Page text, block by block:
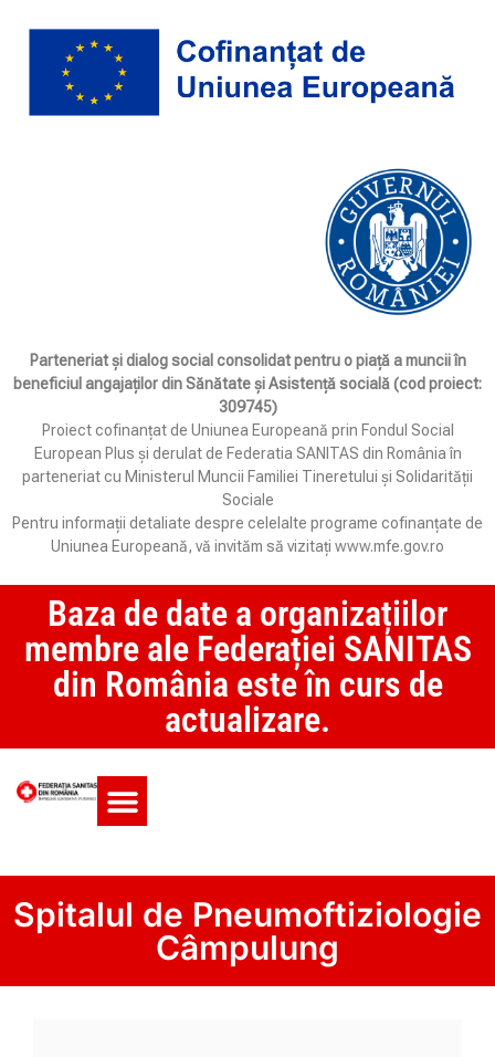
Parteneriat și dialog social consolidat pentru o piață a muncii în
beneficiul angajaților din Sănătate și Asistență socială (cod proiect:
309745)
Proiect cofinanțat de Uniunea Europeană prin Fondul Social
European Plus și derulat de Federatia SANITAS din România în
parteneriat cu Ministerul Muncii Familiei Tineretului și Solidarității
Sociale
Pentru informații detaliate despre celelalte programe cofinanțate de
Uniunea Europeană, vă invităm să vizitați www.mfe.gov.ro
Baza de date a organizațiilor
membre ale Federației SANITAS
din România este în curs de
actualizare.
Spitalul de Pneumoftiziologie
Câmpulung